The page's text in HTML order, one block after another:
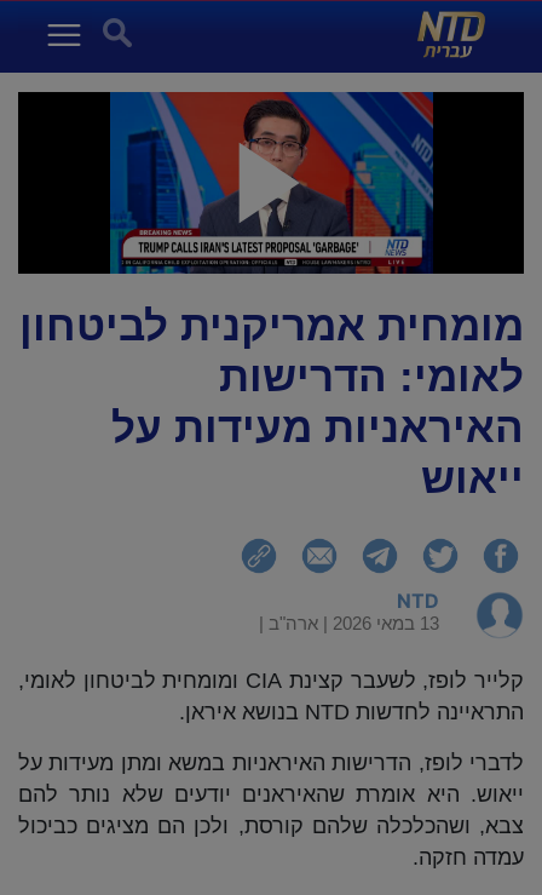
Menu
Search for: NTD עברית
מומחית אמריקנית לביטחון
לאומי: הדרישות
האיראניות מעידות על
ייאוש
NTD
13 במאי 2026 | | ארה"ב
קלייר לופז, לשעבר קצינת CIA ומומחית לביטחון לאומי,
התראיינה לחדשות NTD בנושא איראן.
לדברי לופז, הדרישות האיראניות במשא ומתן מעידות על
ייאוש. היא אומרת שהאיראנים יודעים שלא נותר להם
צבא, ושהכלכלה שלהם קורסת, ולכן הם מציגים כביכול
עמדה חזקה.